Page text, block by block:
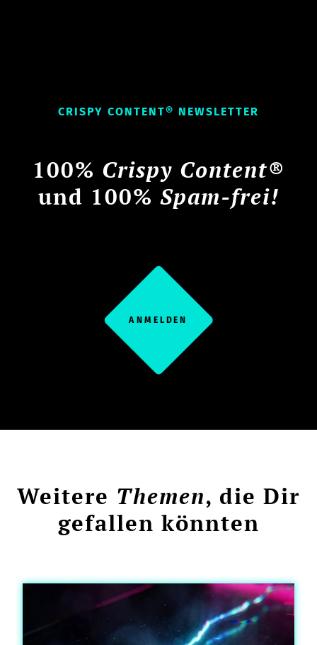
CRISPY CONTENT® NEWSLETTER
100% Crispy Content®
und 100% Spam-frei!
ANMELDEN
Weitere Themen, die Dir
gefallen könnten